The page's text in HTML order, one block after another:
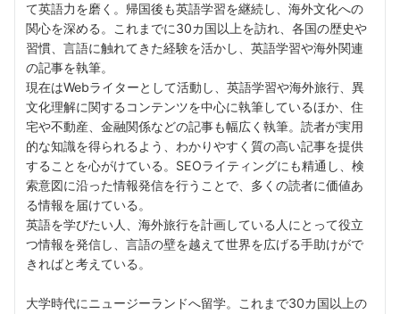
て英語力を磨く。帰国後も英語学習を継続し、海外文化への
関心を深める。これまでに30カ国以上を訪れ、各国の歴史や
習慣、言語に触れてきた経験を活かし、英語学習や海外関連
の記事を執筆。
現在はWebライターとして活動し、英語学習や海外旅行、異
文化理解に関するコンテンツを中心に執筆しているほか、住
宅や不動産、金融関係などの記事も幅広く執筆。読者が実用
的な知識を得られるよう、わかりやすく質の高い記事を提供
することを心がけている。SEOライティングにも精通し、検
索意図に沿った情報発信を行うことで、多くの読者に価値あ
る情報を届けている。
英語を学びたい人、海外旅行を計画している人にとって役立
つ情報を発信し、言語の壁を越えて世界を広げる手助けがで
きればと考えている。
大学時代にニュージーランドへ留学。これまで30カ国以上の